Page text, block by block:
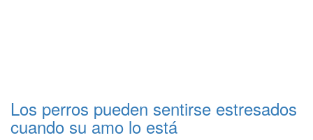
Los perros pueden sentirse estresados
cuando su amo lo está